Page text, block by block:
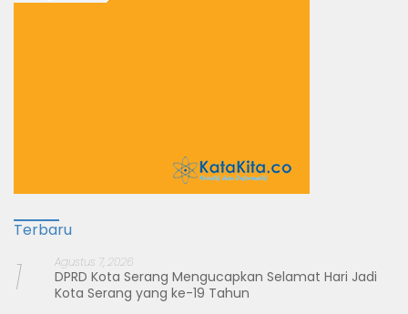
Terbaru
1 Agustus 7, 2026
DPRD Kota Serang Mengucapkan Selamat Hari Jadi
Kota Serang yang ke-19 Tahun